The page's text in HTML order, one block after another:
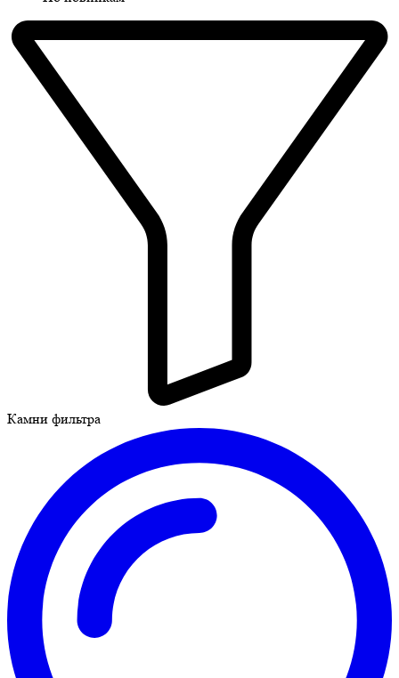
Камни фильтра